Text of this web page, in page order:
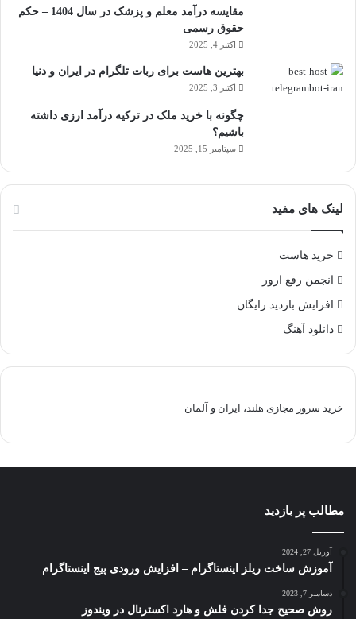
مقایسه درآمد معلم و پزشک در سال 1404 – حکم
حقوق رسمی
اکتبر 4, 2025
بهترین هاست برای ربات تلگرام در ایران و دنیا
اکتبر 3, 2025
چگونه با خرید ملک در ترکیه درآمد ارزی داشته
باشیم؟
سپتامبر 15, 2025
لینک های مفید
خرید هاست
انجمن رفع ارور
افزایش بازدید رایگان
دانلود آهنگ
خرید سرور مجازی هلند، ایران و آلمان
مطالب پر بازدید
آوریل 27, 2024
آموزش ساخت ریلز اینستاگرام – افزایش ورودی پیج اینستاگرام
دسامبر 7, 2023
روش صحیح جدا کردن فلش و هارد اکسترنال در ویندوز